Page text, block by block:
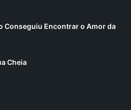
Conseguiu Encontrar o Amor da
Cheia